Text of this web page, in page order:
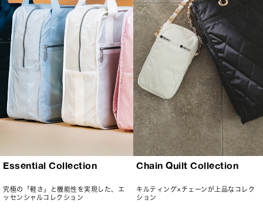
Essential Collection
究極の「軽さ」と機能性を実現した、エ
ッセンシャルコレクション
Chain Quilt Collection
キルティング×チェーンが上品なコレク
ション